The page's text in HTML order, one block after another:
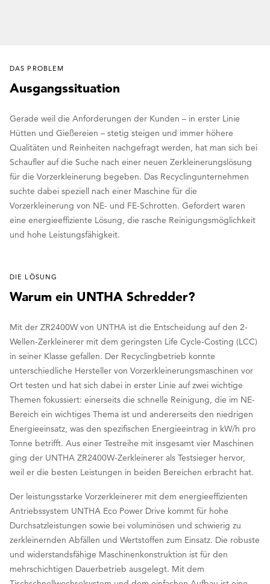
DAS PROBLEM
Ausgangssituation
Gerade weil die Anforderungen der Kunden – in erster Linie
Hütten und Gießereien – stetig steigen und immer höhere
Qualitäten und Reinheiten nachgefragt werden, hat man sich bei
Schaufler auf die Suche nach einer neuen Zerkleinerungslösung
für die Vorzerkleinerung begeben. Das Recyclingunternehmen
suchte dabei speziell nach einer Maschine für die
Vorzerkleinerung von NE- und FE-Schrotten. Gefordert waren
eine energieeffiziente Lösung, die rasche Reinigungsmöglichkeit
und hohe Leistungsfähigkeit.
DIE LÖSUNG
Warum ein UNTHA Schredder?
Mit der ZR2400W von UNTHA ist die Entscheidung auf den 2-
Wellen-Zerkleinerer mit dem geringsten Life Cycle-Costing (LCC)
in seiner Klasse gefallen. Der Recyclingbetrieb konnte
unterschiedliche Hersteller von Vorzerkleinerungsmaschinen vor
Ort testen und hat sich dabei in erster Linie auf zwei wichtige
Themen fokussiert: einerseits die schnelle Reinigung, die im NE-
Bereich ein wichtiges Thema ist und andererseits den niedrigen
Energieeinsatz, was den spezifischen Energieeintrag in kW/h pro
Tonne betrifft. Aus einer Testreihe mit insgesamt vier Maschinen
ging der UNTHA ZR2400W-Zerkleinerer als Testsieger hervor,
weil er die besten Leistungen in beiden Bereichen erbracht hat.
Der leistungsstarke Vorzerkleinerer mit dem energieeffizienten
Antriebssystem UNTHA Eco Power Drive kommt für hohe
Durchsatzleistungen sowie bei voluminösen und schwierig zu
zerkleinernden Abfällen und Wertstoffen zum Einsatz. Die robuste
und widerstandsfähige Maschinenkonstruktion ist für den
mehrschichtigen Dauerbetrieb ausgelegt. Mit dem